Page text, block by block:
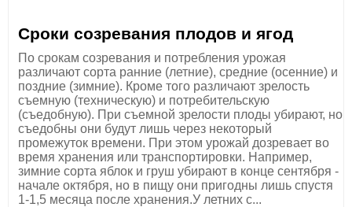
Сроки созревания плодов и ягод
По срокам созревания и потребления урожая
различают сорта ранние (летние), средние (осенние) и
поздние (зимние). Кроме того различают зрелость
съемную (техническую) и потребительскую
(съедобную). При съемной зрелости плоды убирают, но
съедобны они будут лишь через некоторый
промежуток времени. При этом урожай дозревает во
время хранения или транспортировки. Например,
зимние сорта яблок и груш убирают в конце сентября -
начале октября, но в пищу они пригодны лишь спустя
1-1,5 месяца после хранения.У летних с...